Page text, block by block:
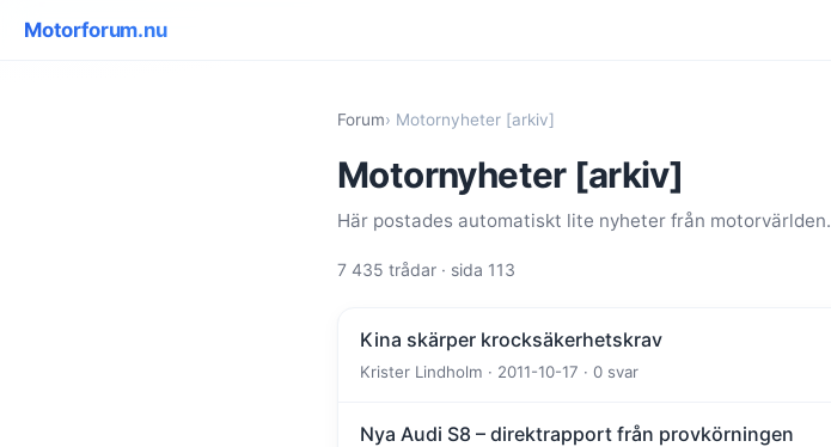
Motorforum.nu
Forum› Motornyheter [arkiv]
Motornyheter [arkiv]
Här postades automatiskt lite nyheter från motorvärlden.
7 435 trådar · sida 113
Kina skärper krocksäkerhetskrav
Krister Lindholm · 2011-10-17 · 0 svar
Nya Audi S8 – direktrapport från provkörningen